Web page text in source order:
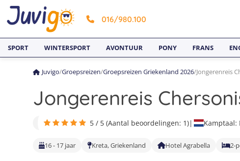
016/980.100
SPORT WINTERSPORT AVONTUUR PONY FRANS
Juvigo/Groepsreizen/Groepsreizen Griekenland 2026/Jongerenreis
Jongerenreis
5 / 5 (Aantal beoordelingen: 1)| Kamptaal:
16 - 17 jaar Kreta, Griekenland Hotel Agrabella 2-